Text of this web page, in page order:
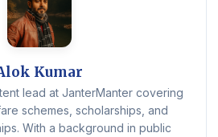
Kumar
lead at JanterManter covering
schemes, scholarships, and
With a background in public